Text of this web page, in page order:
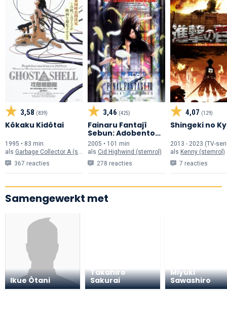
3,58 (839)
Kôkaku Kidôtai
1995 • 83 min
als Garbage Collector A (stemrol)
367 reacties
3,46 (425)
Fainaru Fantajî
Sebun: Adobento
Chirudoren
2005 • 101 min
als Cid Highwind (stemrol)
278 reacties
4,07 (129)
Shingeki no
2013 - 2023 (TV-
als Kenny (stemrol)
7 reacties
Samengewerkt met
Ikue Ôtani
Takahiro
Sakurai
Miyuki
Sawashiro